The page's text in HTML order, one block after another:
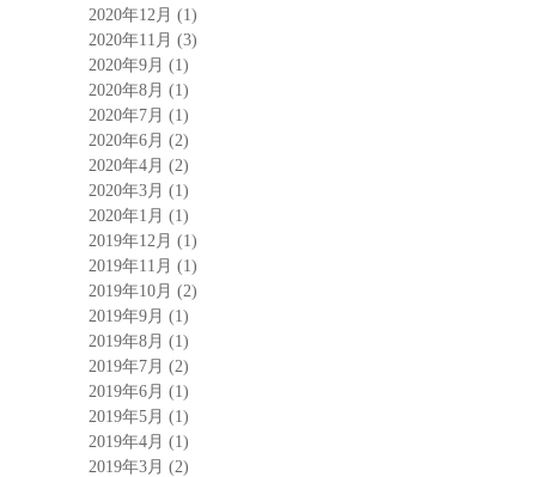
2020年12月 (1)
2020年11月 (3)
2020年9月 (1)
2020年8月 (1)
2020年7月 (1)
2020年6月 (2)
2020年4月 (2)
2020年3月 (1)
2020年1月 (1)
2019年12月 (1)
2019年11月 (1)
2019年10月 (2)
2019年9月 (1)
2019年8月 (1)
2019年7月 (2)
2019年6月 (1)
2019年5月 (1)
2019年4月 (1)
2019年3月 (2)